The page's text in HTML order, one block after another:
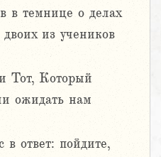
в темнице о делах
из учеников
Тот, Который
ожидать нам
ответ: пойдите,